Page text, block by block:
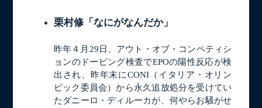
栗村修「なにがなんだか」
昨年４月29日、アウト・オブ・コンペティシ
ョンのドーピング検査でEPOの陽性反応が検
出され、昨年末にCONI（イタリア・オリン
ピック委員会）から永久追放処分を受けてい
たダニーロ・ディルーカが、何やらお騒がせ